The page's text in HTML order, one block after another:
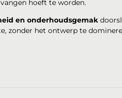
hoeft te worden.
en onderhoudsgemak
zonder het ontwerp te